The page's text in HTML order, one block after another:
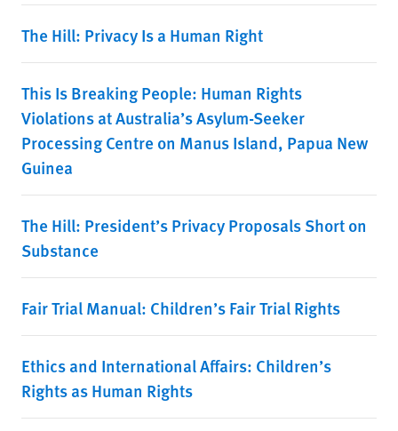
The Hill: Privacy Is a Human Right
This Is Breaking People: Human Rights
Violations at Australia’s Asylum-Seeker
Processing Centre on Manus Island, Papua New
Guinea
The Hill: President’s Privacy Proposals Short on
Substance
Fair Trial Manual: Children’s Fair Trial Rights
Ethics and International Affairs: Children’s
Rights as Human Rights